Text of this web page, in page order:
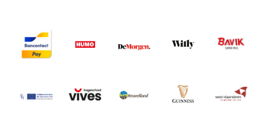
Image
Image Image Image Image
Image Image Image Image Image